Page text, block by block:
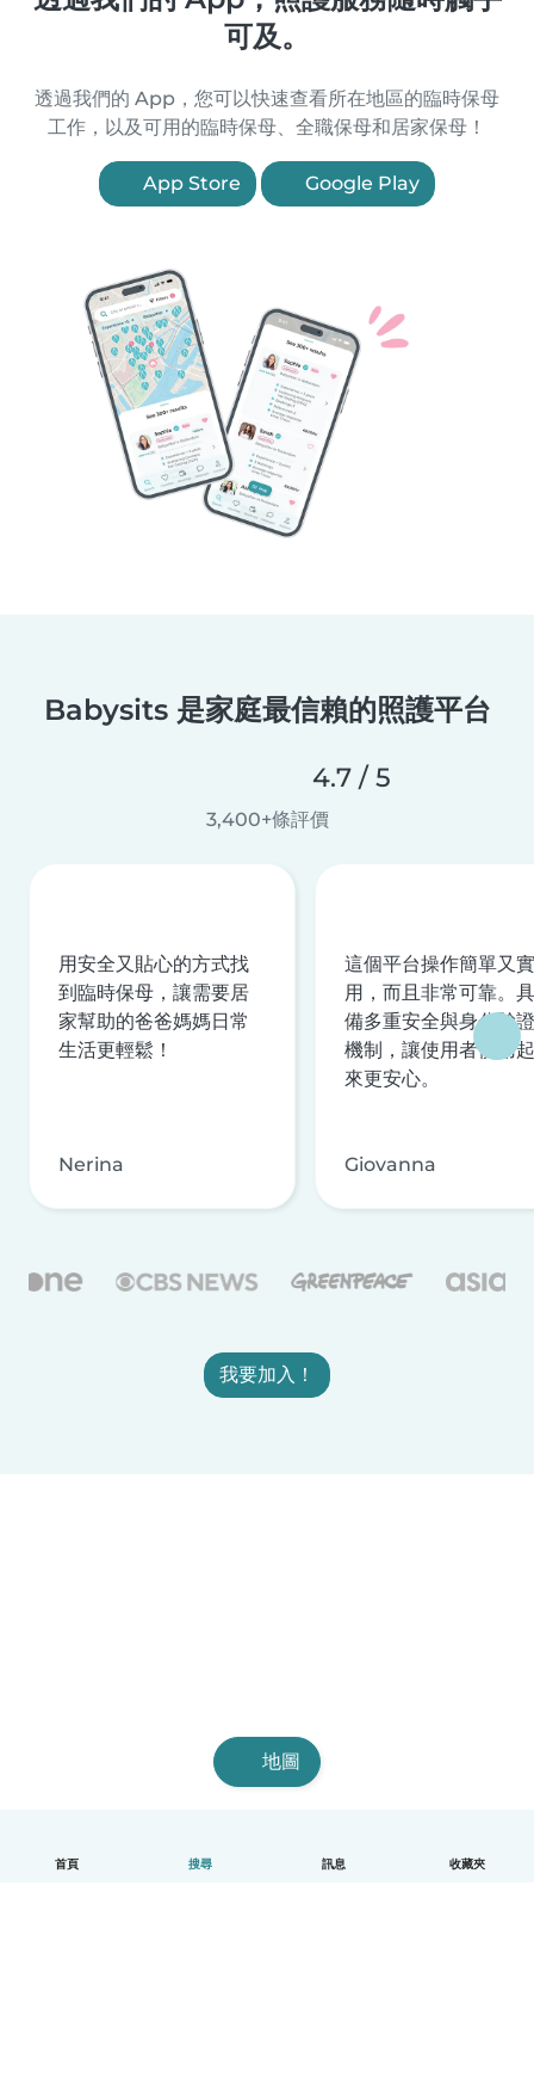
首頁 搜尋 訊息 收藏夾
可及。
透過我們的 App，您可以快速查看所在地區的臨時保母
工作，以及可用的臨時保母、全職保母和居家保母！
App Store Google Play
Babysits 是家庭最信賴的照護平台
4.7 / 5
3,400+條評價
用安全又貼心的方式找
到臨時保母，讓需要居
家幫助的爸爸媽媽日常
生活更輕鬆！
Nerina
這個平台操作簡單又實
用，而且非常可靠。具
備多重安全與身分驗證
機制，讓使用者使用起
來更安心。
Giovanna
我要加入！
地圖